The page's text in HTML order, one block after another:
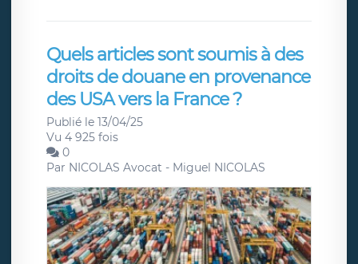
Quels articles sont soumis à des
droits de douane en provenance
des USA vers la France ?
Publié le 13/04/25
Vu 4 925 fois
0
Par NICOLAS Avocat - Miguel NICOLAS